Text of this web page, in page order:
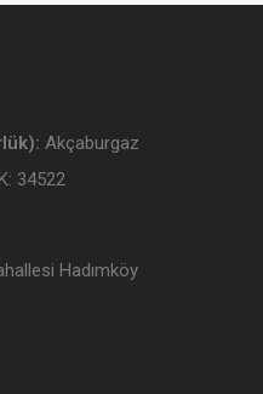
Akçaburgaz
34522
Hadımköy